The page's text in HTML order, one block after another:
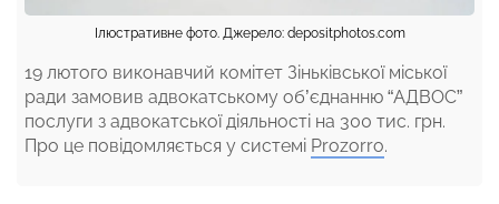
Ілюстративне фото. Джерело: depositphotos.com
19 лютого виконавчий комітет Зіньківської міської
ради замовив адвокатському об’єднанню “АДВОС”
послуги з адвокатської діяльності на 300 тис. грн.
Про це повідомляється у системі Prozorro.